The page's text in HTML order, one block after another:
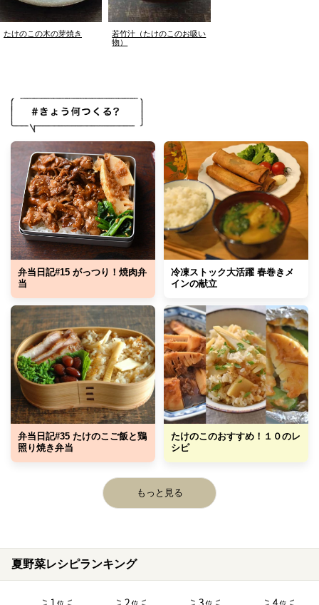
たけのこの木の芽焼き
若竹汁（たけのこのお吸い
物）
弁当日記#15 がっつり！焼肉弁
当
冷凍ストック大活躍 春巻きメ
インの献立
弁当日記#35 たけのこご飯と鶏
照り焼き弁当
たけのこのおすすめ！１０のレ
シピ
もっと見る
夏野菜レシピランキング